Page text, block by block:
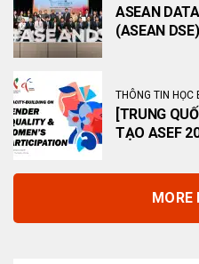
ASEAN
(ASEAN DSE)
THÔNG TIN HỌC
[TRUNG
TẠO ASEF